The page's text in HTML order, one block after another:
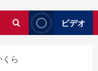
ビデオ
ら